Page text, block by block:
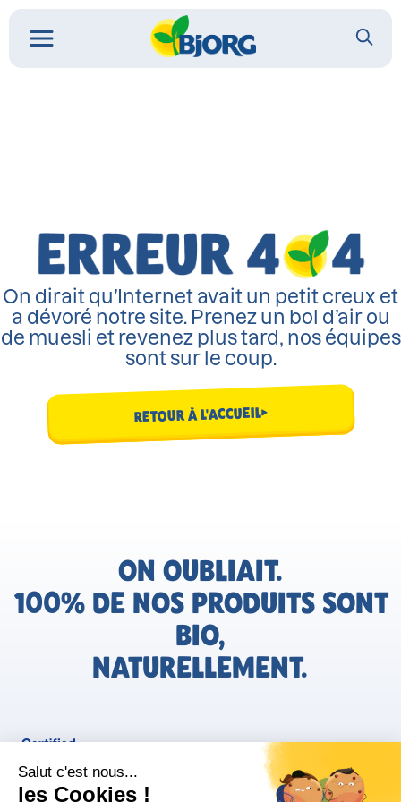
On dirait qu’Internet avait un petit creux et
a dévoré notre site. Prenez un bol d’air ou
de muesli et revenez plus tard, nos équipes
sont sur le coup.
RETOUR À L'ACCUEIL
ON OUBLIAIT.
100% DE NOS PRODUITS SONT
BIO,
NATURELLEMENT.
FR